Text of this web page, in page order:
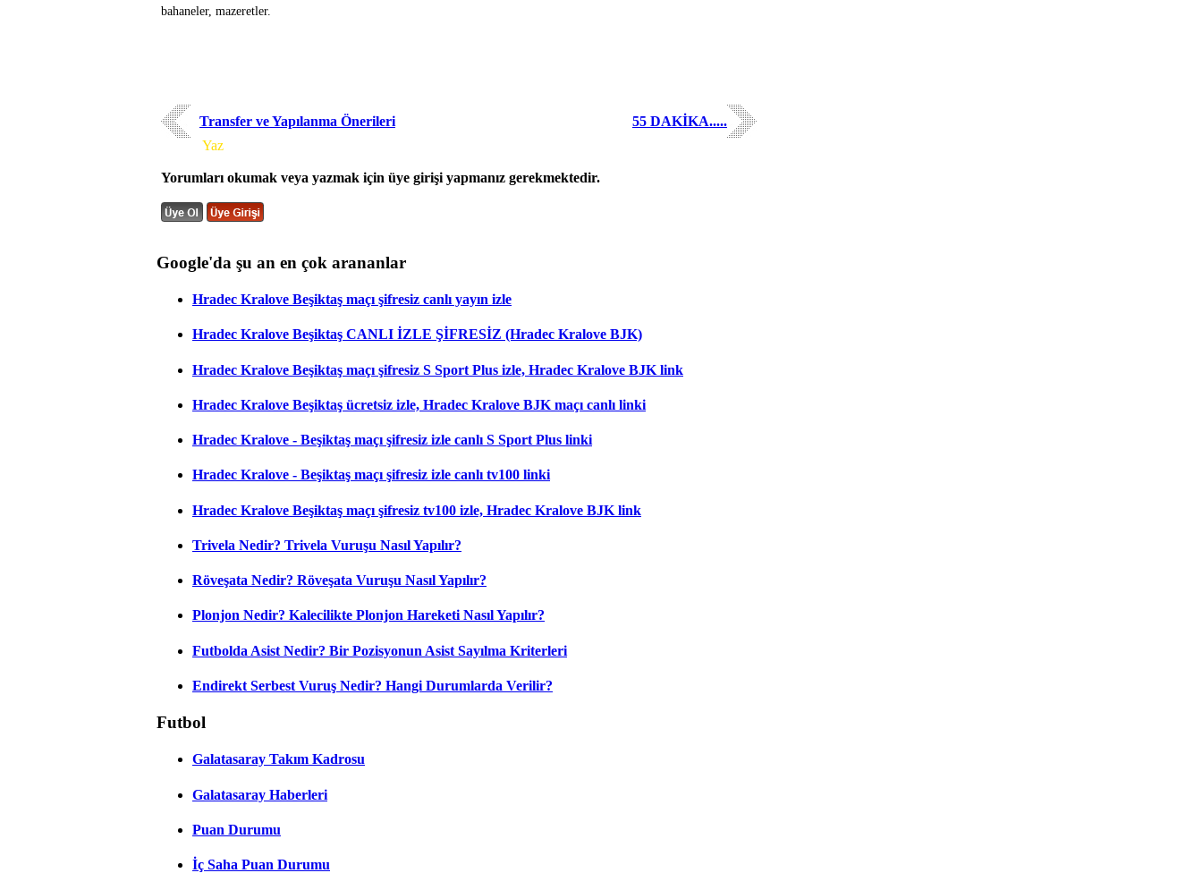
bahaneler, mazeretler.
Transfer ve Yapılanma Önerileri
55 DAKİKA.....
Yaz
Yorumları okumak veya yazmak için üye girişi yapmanız gerekmektedir.
Google'da şu an en çok arananlar
Hradec Kralove Beşiktaş maçı şifresiz canlı yayın izle
Hradec Kralove Beşiktaş CANLI İZLE ŞİFRESİZ (Hradec Kralove BJK)
Hradec Kralove Beşiktaş maçı şifresiz S Sport Plus izle, Hradec Kralove BJK link
Hradec Kralove Beşiktaş ücretsiz izle, Hradec Kralove BJK maçı canlı linki
Hradec Kralove - Beşiktaş maçı şifresiz izle canlı S Sport Plus linki
Hradec Kralove - Beşiktaş maçı şifresiz izle canlı tv100 linki
Hradec Kralove Beşiktaş maçı şifresiz tv100 izle, Hradec Kralove BJK link
Trivela Nedir? Trivela Vuruşu Nasıl Yapılır?
Röveşata Nedir? Röveşata Vuruşu Nasıl Yapılır?
Plonjon Nedir? Kalecilikte Plonjon Hareketi Nasıl Yapılır?
Futbolda Asist Nedir? Bir Pozisyonun Asist Sayılma Kriterleri
Endirekt Serbest Vuruş Nedir? Hangi Durumlarda Verilir?
Futbol
Galatasaray Takım Kadrosu
Galatasaray Haberleri
Puan Durumu
İç Saha Puan Durumu